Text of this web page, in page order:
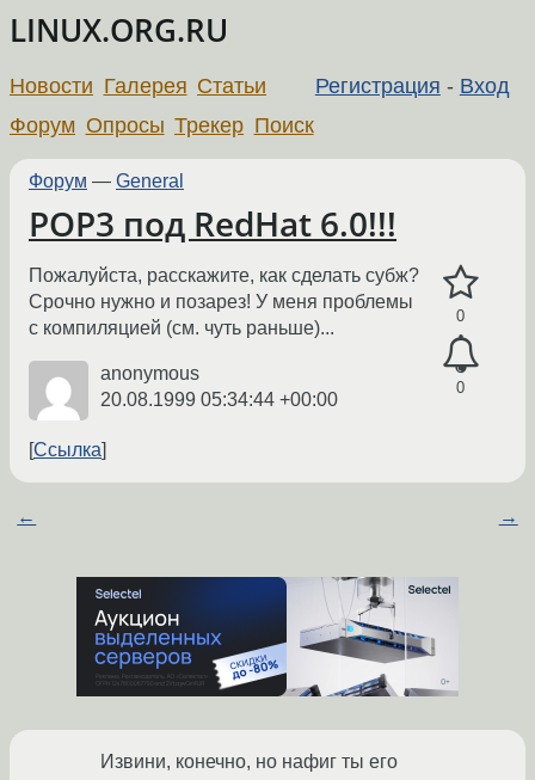
LINUX.ORG.RU
Регистрация - Вход
Новости Галерея Статьи
Форум Опросы Трекер Поиск
Форум — General
POP3 под RedHat 6.0!!!
0
0
Пожалуйста, расскажите, как сделать субж?
Срочно нужно и позарез! У меня проблемы
с компиляцией (см. чуть раньше)...
anonymous
20.08.1999 05:34:44 +00:00
Ссылка
← →
Извини, конечно, но нафиг ты его